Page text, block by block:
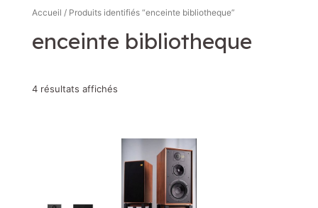
Accueil / Produits identifiés “enceinte bibliotheque”
enceinte bibliotheque
4 résultats affichés